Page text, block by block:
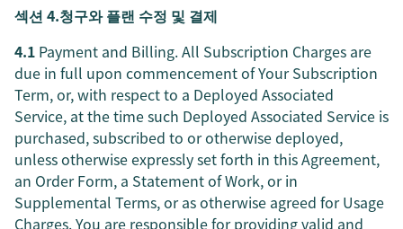
섹션 4.청구와 플랜 수정 및 결제
4.1 Payment and Billing. All Subscription Charges are
due in full upon commencement of Your Subscription
Term, or, with respect to a Deployed Associated
Service, at the time such Deployed Associated Service is
purchased, subscribed to or otherwise deployed,
unless otherwise expressly set forth in this Agreement,
an Order Form, a Statement of Work, or in
Supplemental Terms, or as otherwise agreed for Usage
Charges. You are responsible for providing valid and